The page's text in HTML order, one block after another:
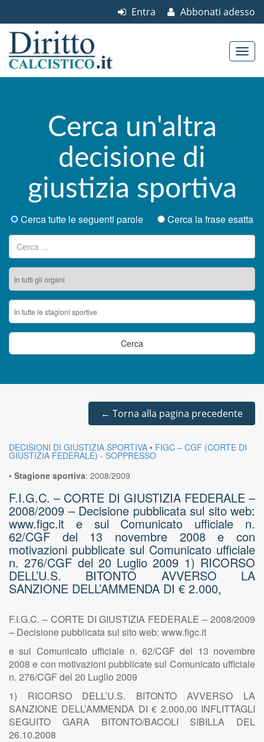
Abbonati adesso
Entra
Cerca un'altra
decisione di
giustizia sportiva
Cerca tutte le seguenti parole
Cerca la frase esatta
Ricerca per:
← Torna alla pagina precedente
DECISIONI DI GIUSTIZIA SPORTIVA • FIGC – CGF (CORTE DI
GIUSTIZIA FEDERALE) - SOPPRESSO
• Stagione sportiva: 2008/2009
F.I.G.C. – CORTE DI GIUSTIZIA FEDERALE –
2008/2009 – Decisione pubblicata sul sito web:
www.figc.it e sul Comunicato ufficiale n.
62/CGF del 13 novembre 2008 e con
motivazioni pubblicate sul Comunicato ufficiale
n. 276/CGF del 20 Luglio 2009 1) RICORSO
DELL’U.S. BITONTO AVVERSO LA
SANZIONE DELL’AMMENDA DI € 2.000,
F.I.G.C. – CORTE DI GIUSTIZIA FEDERALE – 2008/2009
– Decisione pubblicata sul sito web: www.figc.it
e sul Comunicato ufficiale n. 62/CGF del 13 novembre
2008 e con motivazioni pubblicate sul Comunicato ufficiale
n. 276/CGF del 20 Luglio 2009
1) RICORSO DELL’U.S. BITONTO AVVERSO LA
SANZIONE DELL’AMMENDA DI € 2.000,00 INFLITTAGLI
SEGUITO GARA BITONTO/BACOLI SIBILLA DEL
26.10.2008